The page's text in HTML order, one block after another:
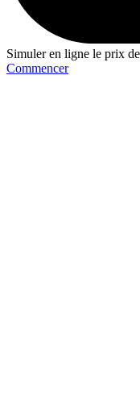
Simuler en ligne le prix
Commencer